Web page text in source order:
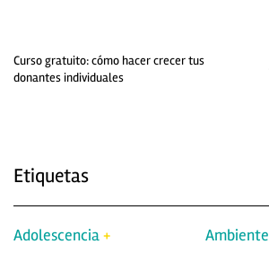
Curso gratuito: cómo hacer crecer tus
donantes individuales
Etiquetas
Adolescencia
Ambiente